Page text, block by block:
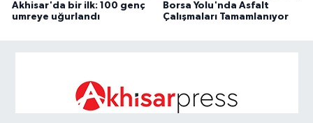
Akhisar'da bir ilk: 100 genç
umreye uğurlandı
Borsa Yolu'nda Asfalt
Çalışmaları Tamamlanıyor